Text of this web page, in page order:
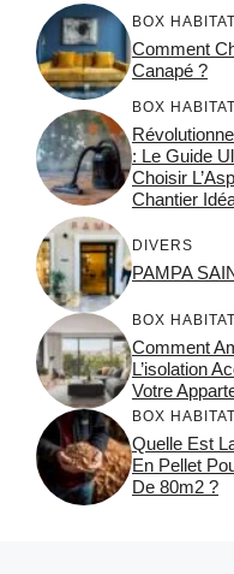
BOX HABITAT
Comment
Canapé ?
BOX HABITAT
: Le Guide
Choisir
Chantier
DIVERS
PAMPA
BOX HABITAT
Comment
L’isolation
Votre
BOX HABITAT
Quelle Est
En Pellet
De 80m2 ?